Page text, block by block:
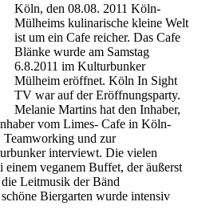
Köln, den 08.08. 2011 Köln-
Mülheims kulinarische kleine Welt
ist um ein Cafe reicher. Das Cafe
Blänke wurde am Samstag
6.8.2011 im Kulturbunker
Mülheim eröffnet. Köln In Sight
TV war auf der Eröffnungsparty.
Melanie Martins hat den Inhaber,
vom Limes- Cafe in Köln-
Teamworking und zur
interviewt. Die vielen
einem veganem Buffet, der äußerst
Leitmusik der Bänd
Biergarten wurde intensiv